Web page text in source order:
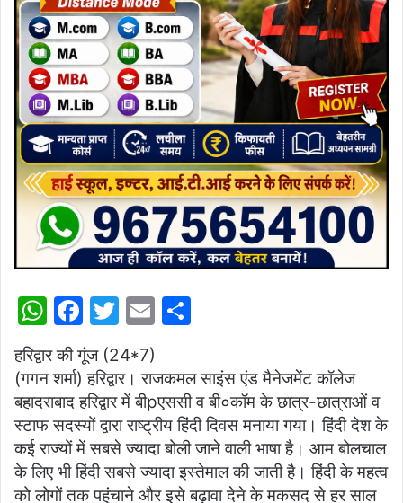
W
at
s
A
p
p
F
a
c
e
b
o
o
T
itt
er
E
ai
l
ar
e
हरिद्वार की गूंज (24*7)
(गगन शर्मा) हरिद्वार। राजकमल साइंस एंड मैनेजमेंट कॉलेज
बहादराबाद हरिद्वार में बीpएससी व बी०कॉम के छात्र-छात्राओं व
स्टाफ सदस्यों द्वारा राष्ट्रीय हिंदी दिवस मनाया गया। हिंदी देश के
कई राज्यों में सबसे ज्यादा बोली जाने वाली भाषा है। आम बोलचाल
के लिए भी हिंदी सबसे ज्यादा इस्तेमाल की जाती है। हिंदी के महत्व
को लोगों तक पहुंचाने और इसे बढ़ावा देने के मकसद से हर साल